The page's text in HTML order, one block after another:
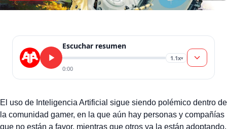
Escuchar resumen
1.1x▾
0:00
El uso de Inteligencia Artificial sigue siendo polémico dentro de
la comunidad gamer, en la que aún hay personas y compañías
que no están a favor, mientras que otros ya la están adoptando.